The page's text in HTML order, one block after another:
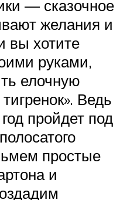
— сказочное
желания и
вы хотите
руками,
елочную
Ведь
пройдет под
простые
и